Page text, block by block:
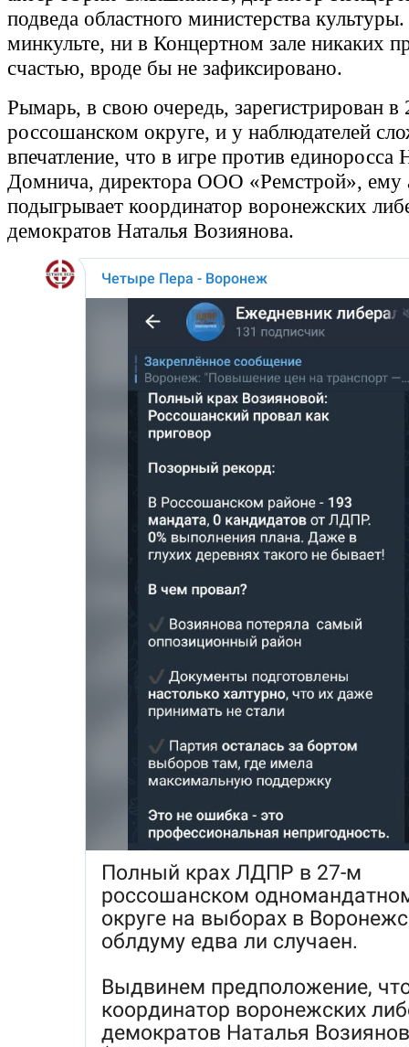
подведа областного министерства
минкульте, ни в Концертном зале никаких
счастью, вроде бы не зафиксировано.
Рымарь, в свою очередь, зарегистрирован в
россошанском округе, и у наблюдателей
впечатление, что в игре против единоросса
Домнича, директора ООО «Ремстрой», ему
подыгрывает координатор воронежских
демократов Наталья Возиянова.